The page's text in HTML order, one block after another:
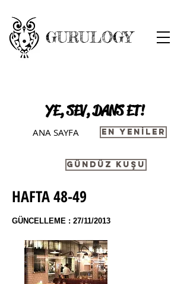
GURULOGY
HAFTA 48-49
GÜNCELLEME : 27/11/2013
YE, SEV, DANS ET !
ANA SAYFA EN YENİLER
GÜNDÜZ KUŞU